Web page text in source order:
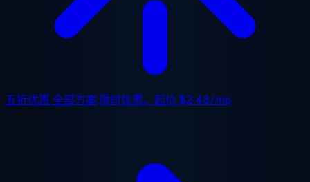
五折优惠 全部方案,限时优惠。起价$2.48/mo